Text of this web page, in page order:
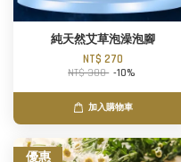
純天然艾草泡澡泡腳
NT$ 270
NT$ 300 -10%
加入購物車
優惠